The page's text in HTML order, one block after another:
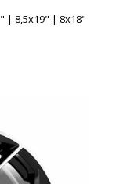
| 8,5x19" | 8x18"